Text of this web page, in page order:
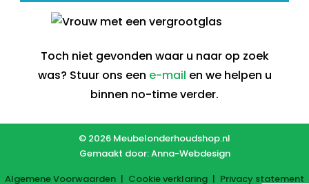
Toch niet gevonden waar u naar op zoek
was? Stuur ons een e-mail en we helpen u
binnen no-time verder.
© 2026 Meubelonderhoudshop.nl
Gemaakt door:Anna-Webdesign
Algemene Voorwaarden | Cookie verklaring | Privacy statement